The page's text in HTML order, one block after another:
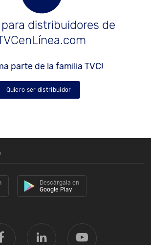
distribuidores de
parte de la familia TVC!
Quiero ser distribuidor
Descárgala en
Google Play